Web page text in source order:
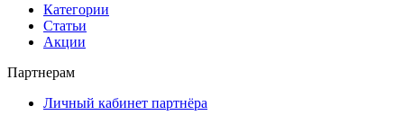
Категории
Статьи
Акции
Партнерам
Личный кабинет партнёра